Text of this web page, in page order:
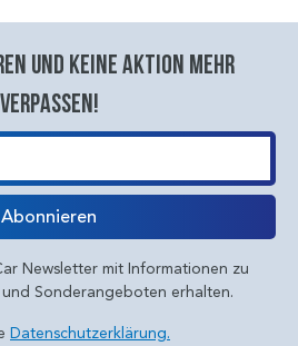
und keine aktion mehr
verpassen!
Abonnieren
Newsletter mit Informationen zu
Sonderangeboten erhalten.
Datenschutzerklärung.